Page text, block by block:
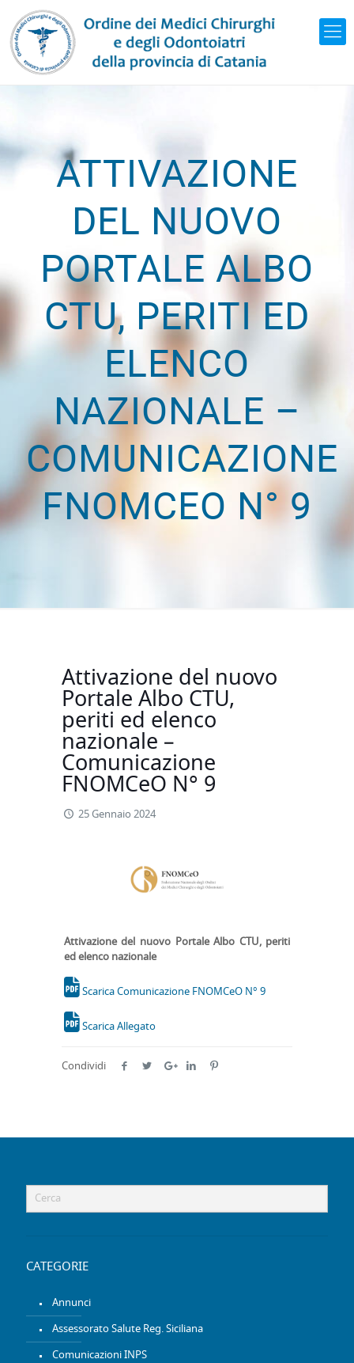
ATTIVAZIONE
DEL NUOVO
PORTALE ALBO
CTU, PERITI ED
ELENCO
NAZIONALE –
COMUNICAZIONE
FNOMCEO N° 9
Attivazione del nuovo
Portale Albo CTU,
periti ed elenco
nazionale –
Comunicazione
FNOMCeO N° 9
25 Gennaio 2024
Attivazione del nuovo Portale Albo CTU, periti
ed elenco nazionale
Scarica Comunicazione FNOMCeO N° 9
Scarica Allegato
Condividi
CATEGORIE
Annunci
Assessorato Salute Reg. Siciliana
Comunicazioni INPS